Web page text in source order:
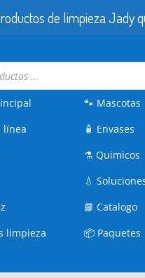
línea
limpieza
🐾 Mascotas
🧴 Envases
⚗️Quimicos
💧
📘Catalogo
📦 Paquetes
de limpieza Jady